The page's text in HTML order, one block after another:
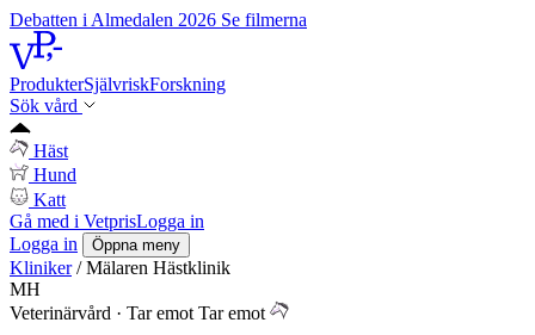
Debatten i Almedalen 2026 Se filmerna
ProdukterSjälvriskForskning
Sök vård
Häst
Hund
Katt
Gå med i VetprisLogga in
Logga in
Öppna meny
Kliniker / Mälaren Hästklinik
MH
Veterinärvård · Tar emot Tar emot